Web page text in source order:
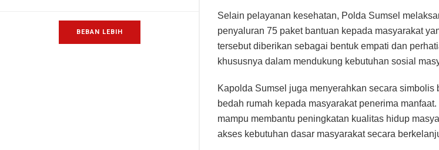
BEBAN LEBIH
Selain pelayanan kesehatan, Polda Sumsel
penyaluran 75 paket bantuan kepada masyarakat
tersebut diberikan sebagai bentuk empati dan
khususnya dalam mendukung kebutuhan sosial
Kapolda Sumsel juga menyerahkan secara simbolis
bedah rumah kepada masyarakat penerima
mampu membantu peningkatan kualitas hidup
akses kebutuhan dasar masyarakat secara